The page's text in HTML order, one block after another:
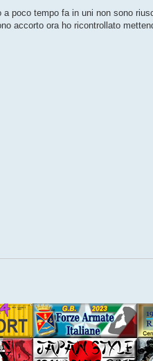
poco tempo fa in uni non sono
accorto ora ho ricontrollato